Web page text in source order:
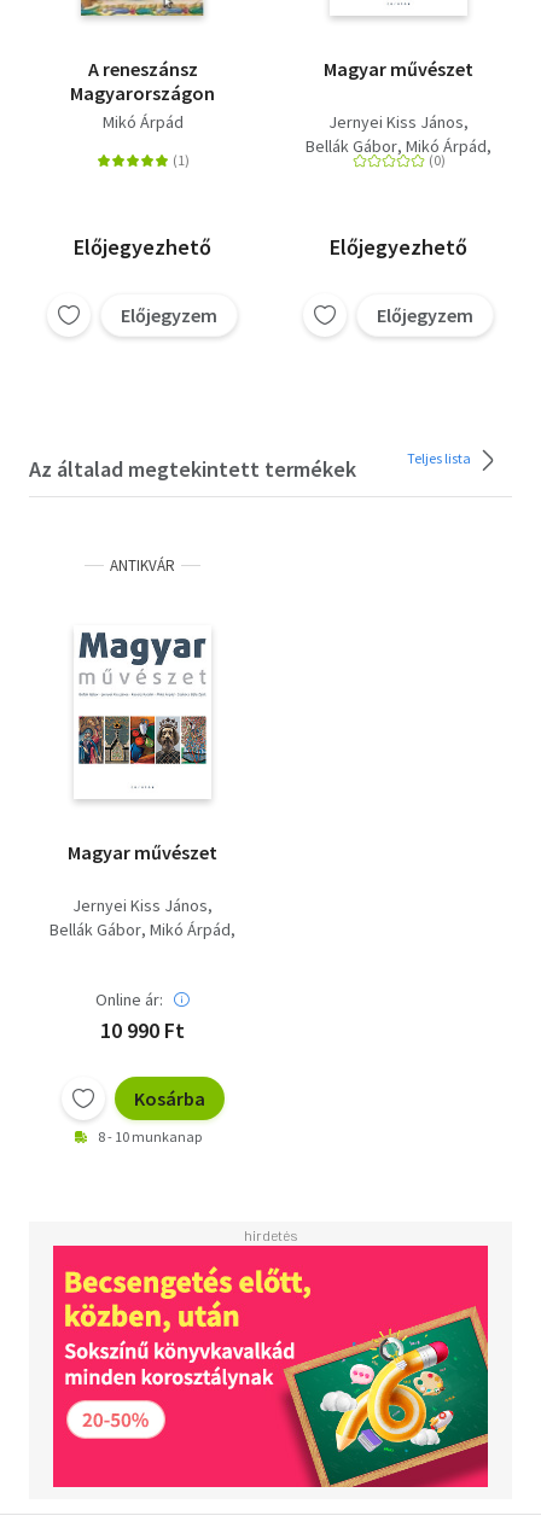
A reneszánsz
Magyarországon
Mikó Árpád
Előjegyezhető
Előjegyzem
Magyar művészet
Jernyei Kiss János
Bellák Gábor Mikó Árpád
Keserű Katalin
Előjegyezhető
Előjegyzem
Az általad megtekintett termékek Teljes lista
ANTIKVÁR
Magyar művészet
Jernyei Kiss János
Bellák Gábor Mikó Árpád
Online ár:
10 990 Ft
Kosárba
8 - 10 munkanap